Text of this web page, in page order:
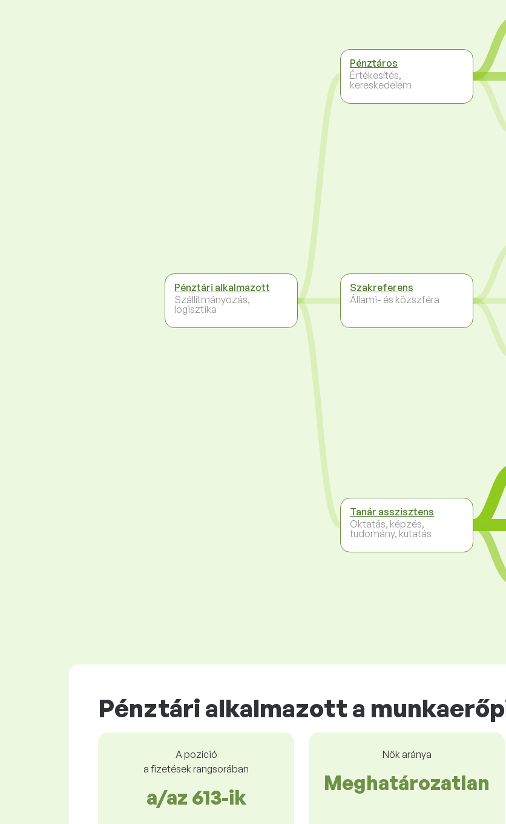
Pénztári alkalmazott
Szállítmányozás,
logisztika
Pénztáros
Értékesítés,
kereskedelem
Szakreferens
Állami- és közszféra
Tanár asszisztens
Oktatás, képzés,
tudomány, kutatás
Pénztári alkalmazott a
A pozíció
a fizetések rangsorában
a/az 613-ik
Nők aránya
Meghatározatlan